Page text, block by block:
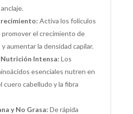
Activa los folículos
promover el crecimiento de
aumentar la densidad capilar.
Intensa: Los
esenciales nutren en
cuero cabelludo y la fibra
y No Grasa: De rápida